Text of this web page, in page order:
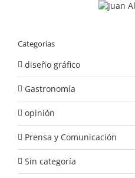
Categorías
diseño gráfico
Gastronomía
opinión
Prensa y Comunicación
Sin categoría